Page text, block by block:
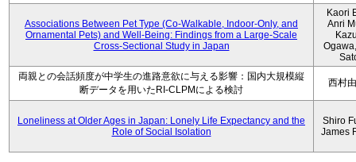
Associations Between Pet Type (Co-Walkable, Indoor-Only, and
Ornamental Pets) and Well-Being: Findings from a Large-Scale
Cross-Sectional Study in Japan
Kaori
Anri
両親との会話頻度が中学生の進路意欲に与える影響：国内大規模縦
断データを用いたRI-CLPMによる検討
西村
Loneliness at Older Ages in Japan: Lonely Life Expectancy and the
Role of Social Isolation
Shiro
James